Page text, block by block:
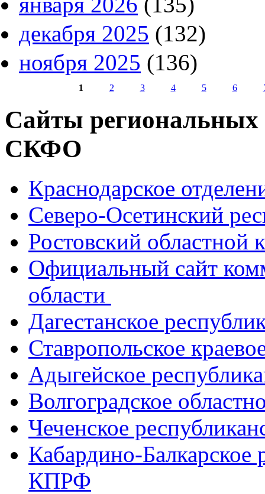
декабря 2025 (132)
ноября 2025 (136)
1 2 3 4 5 6
Сайты
СКФО
Краснодарское
Северо-Осетинский
Ростовский
Официальный сайт
области
Дагестанское
Ставропольское
Адыгейское
Волгоградское
Чеченское
Кабардино-Балкарское
КПРФ